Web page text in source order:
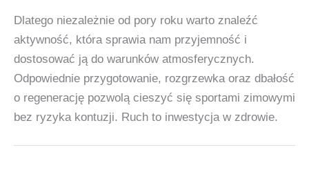
Dlatego niezależnie od pory roku warto znaleźć
aktywność, która sprawia nam przyjemność i
dostosować ją do warunków atmosferycznych.
Odpowiednie przygotowanie, rozgrzewka oraz dbałość
o regenerację pozwolą cieszyć się sportami zimowymi
bez ryzyka kontuzji. Ruch to inwestycja w zdrowie.